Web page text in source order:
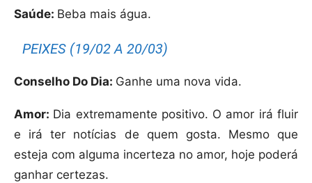
Saúde: Beba mais água.
PEIXES (19/02 A 20/03)
Conselho Do Dia: Ganhe uma nova vida.
Amor: Dia extremamente positivo. O amor irá fluir
e irá ter notícias de quem gosta. Mesmo que
esteja com alguma incerteza no amor, hoje poderá
ganhar certezas.